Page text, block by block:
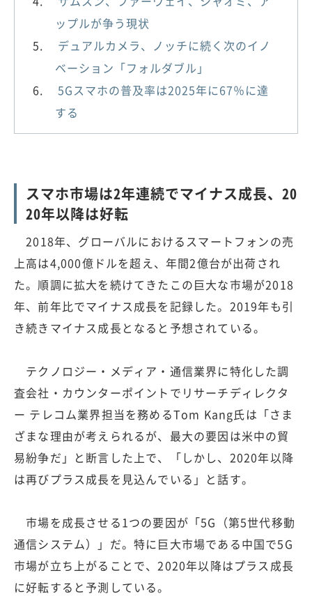
ップルが争う現状
デュアルカメラ、ノッチに続く次のイノ
ベーション「フォルダブル」
5Gスマホの普及率は2025年に67％に達
する
スマホ市場は2年連続でマイナス成長、20
20年以降は好転
2018年、グローバルにおけるスマートフォンの売
上高は4,000億ドルを超え、年間2億台が出荷され
た。順調に拡大を続けてきたこの巨大な市場が2018
年、前年比でマイナス成長を記録した。2019年も引
き続きマイナス成長となると予想されている。
テクノロジー・メディア・通信業界に特化した調
査会社・カウンターポイントでリサーチディレクタ
ー テレコム業界担当を務めるTom Kang氏は「さま
ざまな理由が考えられるが、最大の要因は米中の貿
易紛争だ」と断言した上で、「しかし、2020年以降
は再びプラス成長を見込んでいる」と話す。
市場を成長させる1つの要因が「5G（第5世代移動
通信システム）」だ。特に巨大市場である中国で5G
市場が立ち上がることで、2020年以降はプラス成長
に好転すると予測している。